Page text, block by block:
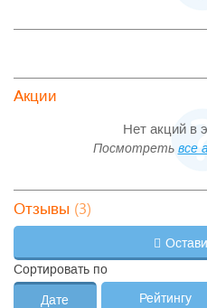
Акции
Нет акций в
Посмотреть все
Отзывы (3)
Сортировать по
Дате Рейтингу